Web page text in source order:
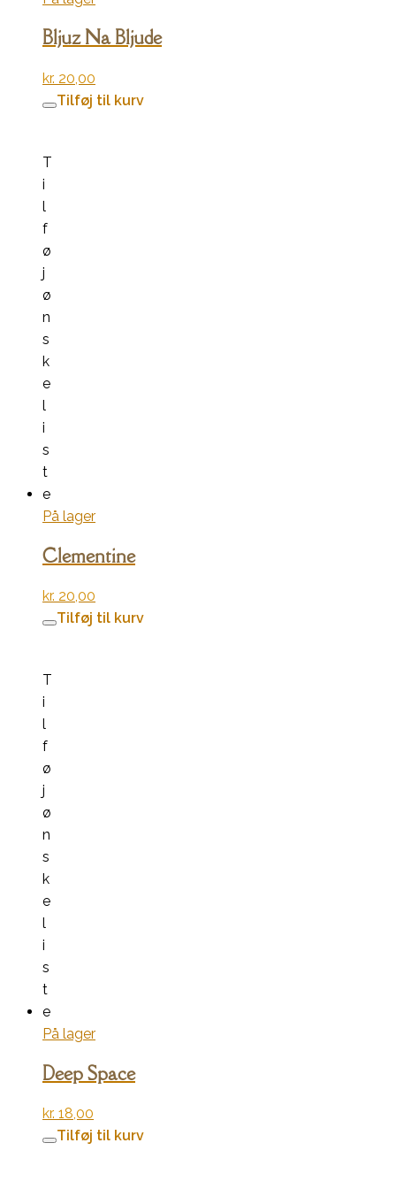
Bljuz Na Bljude
kr. 20,00
Tilføj til kurv
T
i
l
f
ø
j
ø
n
s
k
e
l
i
s
t
e
På lager
Clementine
kr. 20,00
Tilføj til kurv
T
i
l
f
ø
j
ø
n
s
k
e
l
i
s
t
e
På lager
Deep Space
kr. 18,00
Tilføj til kurv